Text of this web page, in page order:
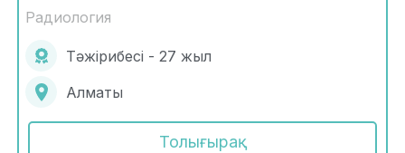
Радиология
Тәжірибесі - 27 жыл
Алматы
Толығырақ